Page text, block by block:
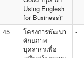
Using Englesh
for Business)"
45
โครงการพัฒนา
ศักยภาพ
บุคลากรเพื่อ
-